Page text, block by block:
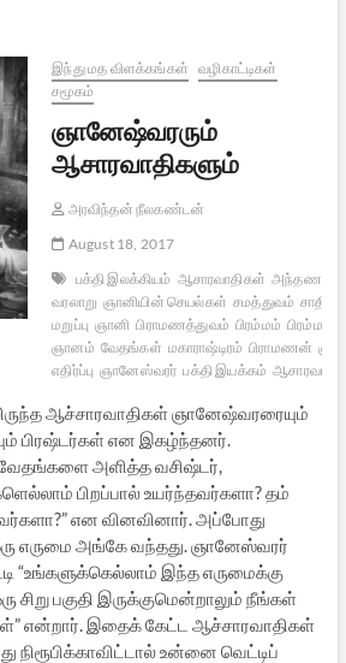
இந்து மத விளக்கங்கள்
வழிகாட்டிகள்
சமூகம்
ஞானேஷ்வரரும்
ஆசாரவாதிகளும்
அரவிந்தன் நீலகண்டன்
August 18, 2017
பக்தி இலக்கியம் ஆசாரவாதிகள் அந்தணன்
வரலாறு ஞானியின் செயல்கள் சமத்துவம் சாதிய
மறுப்பு ஞானி பிராமணத்துவம் பிரம்மம் பிரம்ம
ஞானம் வேதங்கள் மகாராஷ்டிரம் பிராமணன்
எதிர்ப்பு ஞானேஸ்வரர் பக்தி இயக்கம் ஆசாரவாதம்
ஆச்சாரவாதிகள் ஞானேஷ்வரரையும்
பிரஷ்டர்கள் என இகழ்ந்தனர்.
வேதங்களை அளித்த வசிஷ்டர்,
பிறப்பால் உயர்ந்தவர்களா? தம்
என வினவினார். அப்போது
எருமை அங்கே வந்தது. ஞானேஸ்வரர்
“உங்களுக்கெல்லாம் இந்த எருமைக்கு
சிறு பகுதி இருக்குமென்றாலும் நீங்கள்
என்றார். இதைக் கேட்ட ஆச்சாரவாதிகள்
உன்னை வெட்டிப்